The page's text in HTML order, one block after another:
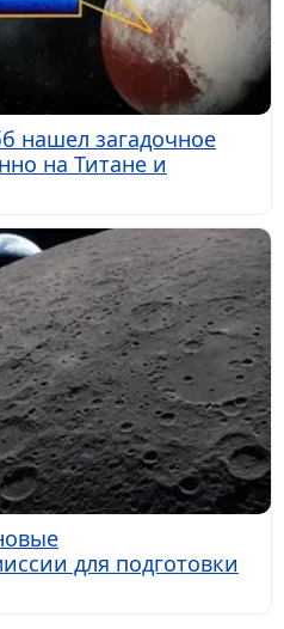
нашел загадочное
на Титане и
для подготовки